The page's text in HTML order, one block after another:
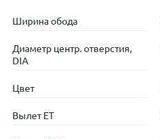
Ширина обода
Диаметр центр. отверстия,
DIA
Цвет
Вылет ET